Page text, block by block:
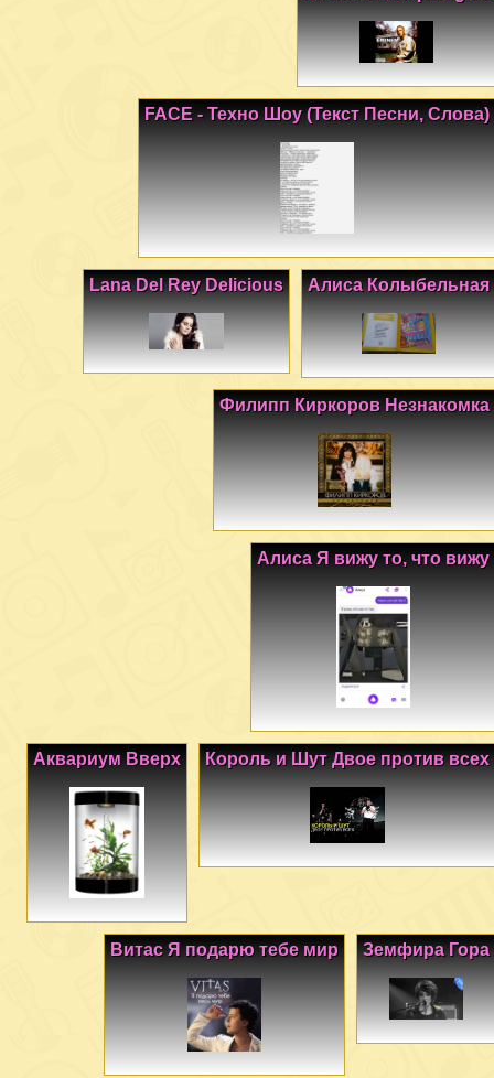
FACE - Техно Шоу (Текст Песни, Слова)
Алиса Колыбельная
Lana Del Rey Delicious
Филипп Киркоров Незнакомка
Алиса Я вижу то, что вижу
Король и Шут Двое против всех
Аквариум Вверх
Земфира Гора
Витас Я подарю тебе мир